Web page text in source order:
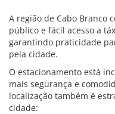
A região de Cabo Branco
público e fácil acesso a
garantindo praticidade
pela cidade.
O estacionamento está
mais segurança e
localização também é
cidade: